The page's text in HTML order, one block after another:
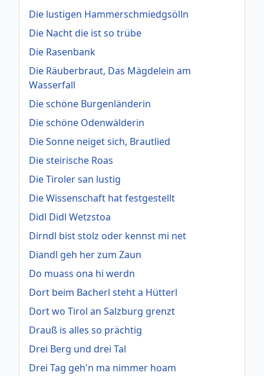
Die lustigen Hammerschmiedgsölln
Die Nacht die ist so trübe
Die Rasenbank
Die Räuberbraut, Das Mägdelein am
Wasserfall
Die schöne Burgenländerin
Die schöne Odenwälderin
Die Sonne neiget sich, Brautlied
Die steirische Roas
Die Tiroler san lustig
Die Wissenschaft hat festgestellt
Didl Didl Wetzstoa
Dirndl bist stolz oder kennst mi net
Diandl geh her zum Zaun
Do muass ona hi werdn
Dort beim Bacherl steht a Hütterl
Dort wo Tirol an Salzburg grenzt
Drauß is alles so prächtig
Drei Berg und drei Tal
Drei Tag geh'n ma nimmer hoam